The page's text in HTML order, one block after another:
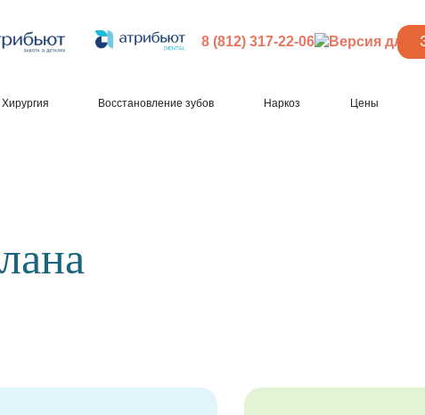
8 (812) 317-22-06
Хирургия Восстановление зубов Наркоз Цены